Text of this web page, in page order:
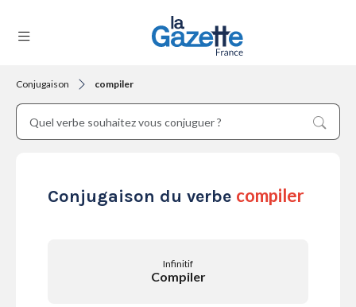
THÉMATIQUES
Conjugaison compiler
Conjugaison du verbe compiler
Infinitif
Compiler